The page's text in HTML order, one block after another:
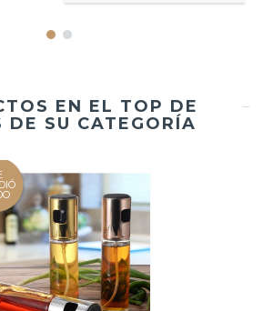
EN EL TOP DE
DE SU CATEGORÍA